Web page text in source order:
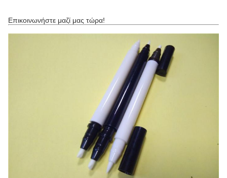
Επικοινωνήστε μαζί μας τώρα!